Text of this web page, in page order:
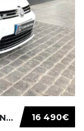
16 490€
VOLKSWAGEN GOLF VII(AU)3/5P/VARIANT(12-16 20...